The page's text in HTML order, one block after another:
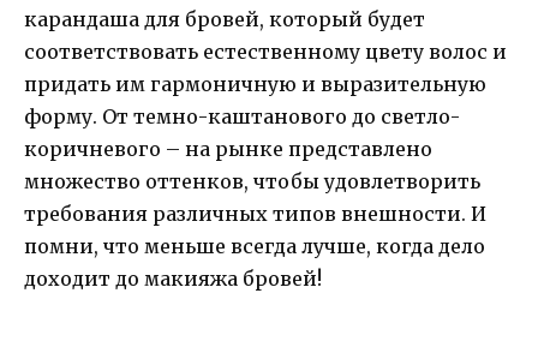
карандаша для бровей, который будет
соответствовать естественному цвету волос и
придать им гармоничную и выразительную
форму. От темно-каштанового до светло-
коричневого – на рынке представлено
множество оттенков, чтобы удовлетворить
требования различных типов внешности. И
помни, что меньше всегда лучше, когда дело
доходит до макияжа бровей!